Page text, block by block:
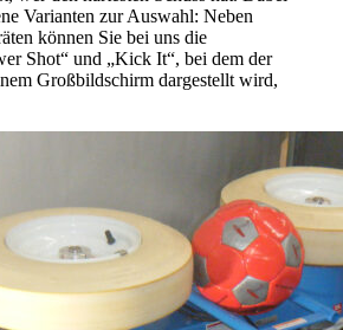
Varianten zur Auswahl: Neben
können Sie bei uns die
Shot“ und „Kick It“, bei dem der
Großbildschirm dargestellt wird,